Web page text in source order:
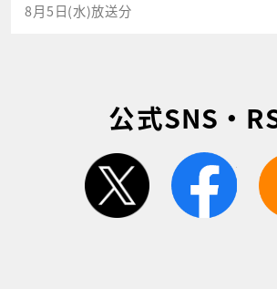
8月5日(水)放送分
公式SNS・
twitter